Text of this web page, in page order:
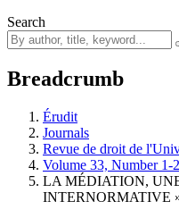
Search
Breadcrumb
Érudit
Journals
Revue de droit de
Volume 33, Number 1-
LA MÉDIATION,
INTERNORMATIVE